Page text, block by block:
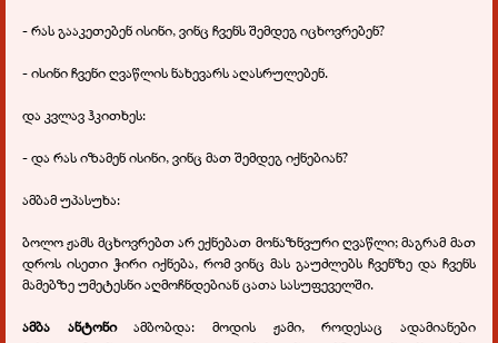
- რას გააკეთებენ ისინი, ვინც ჩვენს შემდეგ იცხოვრებენ?
- ისინი ჩვენი ღვაწლის ნახევარს აღასრულებენ.
და კვლავ ჰკითხეს:
- და რას იზამენ ისინი, ვინც მათ შემდეგ იქნებიან?
ამბამ უპასუხა:
ბოლო ჟამს მცხოვრებთ არ ექნებათ მონაზნვური ღვაწლი; მაგრამ მათ
დროს ისეთი ჭირი იქნება, რომ ვინც მას გაუძლებს ჩვენზე და ჩვენს
მამებზე უმეტესნი აღმოჩნდებიან ცათა სასუფეველში.
ამბა ანტონი
ამბობდა: მოდის ჟამი, როდესაც ადამიანები